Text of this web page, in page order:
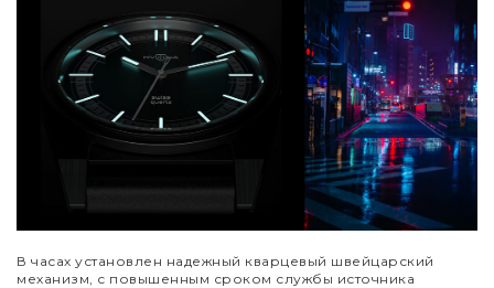
В часах установлен надежный кварцевый швейцарский
механизм, с повышенным сроком службы источника